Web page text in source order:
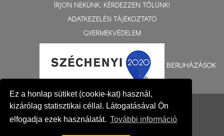
Ez a honlap sütiket (cookie-kat) használ,
kizárólag statisztikai céllal. Látogatásával Ön
elfogadja ezek használatát. További információ
ÍRJON NEKÜNK, KÉRDEZZEN TŐLÜNK!
ADATKEZELÉSI TÁJÉKOZTATÓ
GYERMEKVÉDELEM
BERUHÁZÁSOK
© 2015-2026 Nyíregyházi Egyházmegye
Impresszum
Fejlesztés: Gerner Attila, Zadubenszki Norbert